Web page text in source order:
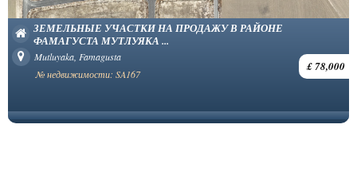
ЗЕМЕЛЬНЫЕ УЧАСТКИ НА ПРОДАЖУ В РАЙОНЕ
ФАМАГУСТА МУТЛУЯКА ...
Mutluyaka, Famagusta
£ 78,000
№ недвижимости: SA167